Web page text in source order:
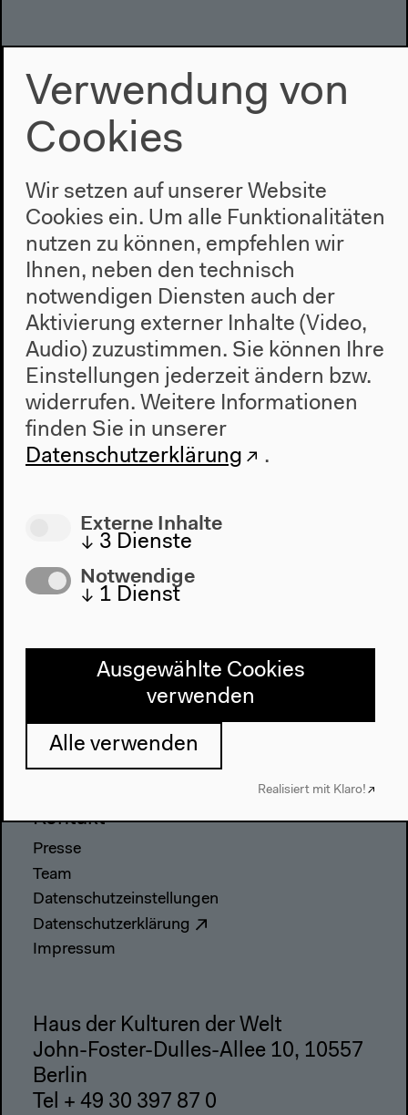
Programm
2022
Das Anthropozän am HKW
Über uns
Anfahrt
Barrierefreiheit
Webshop
Kontakt
Presse
Team
Datenschutzeinstellungen
Datenschutzerklärung
Impressum
Haus der Kulturen der Welt
John-Foster-Dulles-Allee 10, 10557
Berlin
Tel + 49 30 397 87 0
Verwendung von
Cookies
Wir setzen auf unserer Website
Cookies ein. Um alle Funktionalitäten
nutzen zu können, empfehlen wir
Ihnen, neben den technisch
notwendigen Diensten auch der
Aktivierung externer Inhalte (Video,
Audio) zuzustimmen. Sie können Ihre
Einstellungen jederzeit ändern bzw.
widerrufen. Weitere Informationen
finden Sie in unserer
Datenschutzerklärung
.
Externe Inhalte
↓ 3 Dienste
Notwendige
↓ 1 Dienst
Ausgewählte Cookies
verwenden
Alle verwenden
Realisiert mit Klaro!